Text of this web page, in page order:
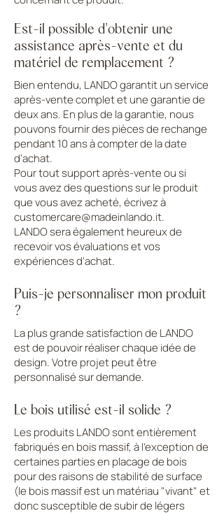
Est-il possible d'obtenir une
assistance après-vente et du
matériel de remplacement ?
Bien entendu, LANDO garantit un service
après-vente complet et une garantie de
deux ans. En plus de la garantie, nous
pouvons fournir des pièces de rechange
pendant 10 ans à compter de la date
d'achat.
Pour tout support après-vente ou si
vous avez des questions sur le produit
que vous avez acheté, écrivez à
customercare@madeinlando.it.
LANDO sera également heureux de
recevoir vos évaluations et vos
expériences d'achat.
Puis-je personnaliser mon produit
?
La plus grande satisfaction de LANDO
est de pouvoir réaliser chaque idée de
design. Votre projet peut être
personnalisé sur demande.
Le bois utilisé est-il solide ?
Les produits LANDO sont entièrement
fabriqués en bois massif, à l'exception de
certaines parties en placage de bois
pour des raisons de stabilité de surface
(le bois massif est un matériau "vivant" et
donc susceptible de subir de légers